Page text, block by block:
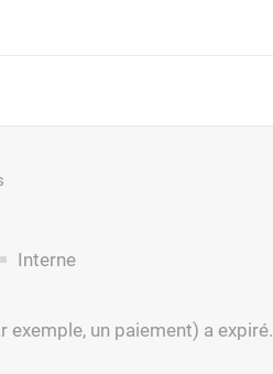
Interne
exemple, un paiement) a expiré.